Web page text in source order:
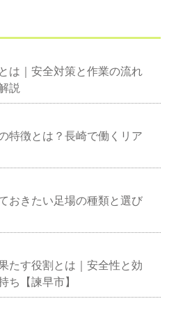
は｜安全対策と作業の流れ
説
特徴とは？長崎で働くリア
おきたい足場の種類と選び
たす役割とは｜安全性と効
ち【諫早市】